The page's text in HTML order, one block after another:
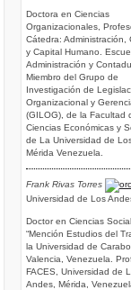
Doctora en Ciencias
Organizacionales,
Cátedra: Administración,
y Capital Humano.
Administración y
Miembro del Grupo de
Investigación de
Organizacional y
(GILOG), de la Facultad
Ciencias Económicas y
de La Universidad de
Mérida Venezuela.
Frank Rivas Torres
Universidad de Los
Doctor en Ciencias
“Mención Estudios del
la Universidad de
Valencia, Venezuela.
FACES, Universidad de
Andes, Mérida,